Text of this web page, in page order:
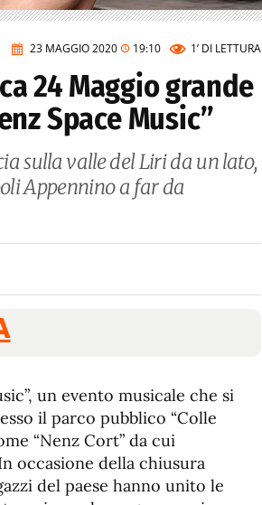
23 MAGGIO 2020 19:10 1’ DI LETTURA
24 Maggio grande
Space Music”
sulla valle del Liri da un lato,
Appennino a far da
Aumentar
de
fuente.
un evento musicale che si
il parco pubblico “Colle
“Nenz Cort” da cui
occasione della chiusura
del paese hanno unito le